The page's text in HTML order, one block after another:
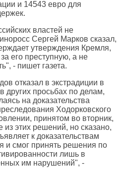
и 14543 евро для
властей не
Сергей Марков сказал,
утверждения Кремля,
его преступную, а не
- пишет газета.
отказал в экстрадиции в
других просьбах по делам,
на доказательства
Ходорковского
принятом во вторник,
этих решений, но сказано,
к доказательствам
и смог принять решения по
лишь в
им нарушений", -